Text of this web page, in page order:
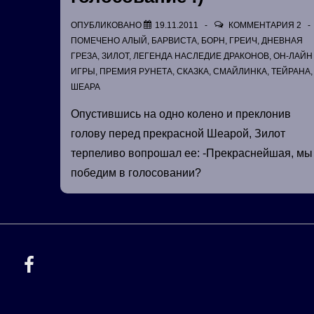
ОПУБЛИКОВАНО 19.11.2011
КОММЕНТАРИЯ 2
ПОМЕЧЕНО АЛЫЙ , БАРВИСТА, БОРН , ГРЕИЧ , ДНЕВНАЯ
ГРЕЗА, ЗИЛОТ, ЛЕГЕНДА НАСЛЕДИЕ ДРАКОНОВ, ОН-ЛАЙН
ИГРЫ , ПРЕМИЯ РУНЕТА, СКАЗКА, СМАЙЛИНКА, ТЕЙРАНА,
ШЕАРА
Опустившись на одно колено и преклонив
голову перед прекрасной Шеарой, Зилот
терпеливо вопрошал ее: -Прекраснейшая, мы
победим в голосовании?